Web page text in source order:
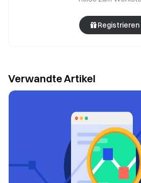
Registrieren
Verwandte Artikel